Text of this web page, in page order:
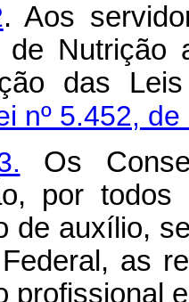
. Aos
de Nutrição
das
nº 5.452,
Os
por
de auxílio,
as
profissional